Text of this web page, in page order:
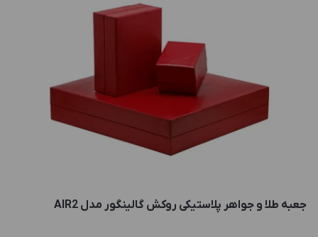
جعبه طلا و جواهر پلاستیکی روکش گالینگور مدل AIR2